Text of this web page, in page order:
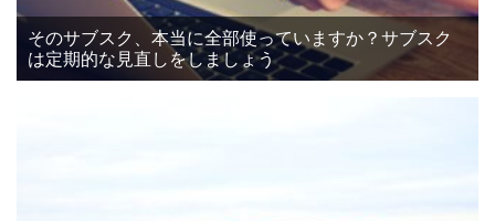
そのサブスク、本当に全部使っていますか？サブスク
は定期的な見直しをしましょう